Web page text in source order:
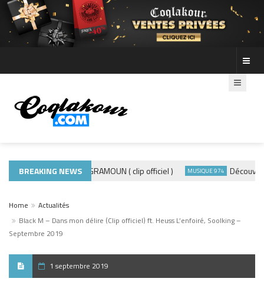
BREAKING NEWS
ADE440 – GRAMOUN ( clip officiel ) MUSIQUE 974 Découvre les
Home
Actualités
Black M – Dans mon délire (Clip officiel) ft. Heuss L’enfoiré, Soolking –
Septembre 2019
1 septembre 2019